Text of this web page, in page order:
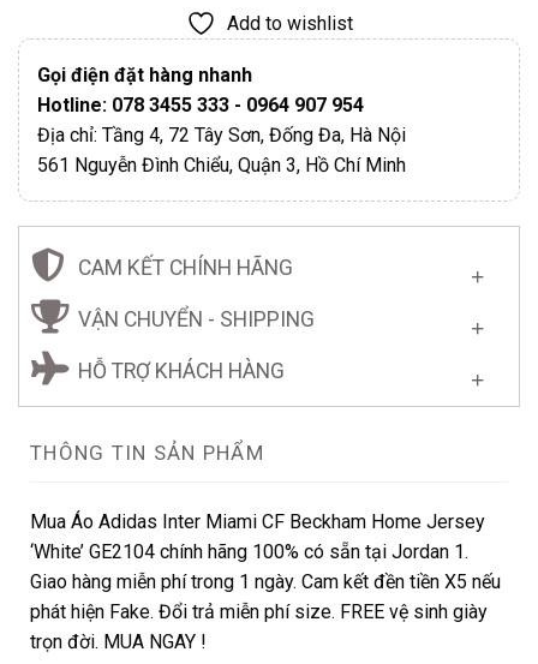
Add to wishlist
Gọi điện đặt hàng nhanh
Hotline: 078 3455 333 - 0964 907 954
Địa chỉ: Tầng 4, 72 Tây Sơn, Đống Đa, Hà Nội
561 Nguyễn Đình Chiểu, Quận 3, Hồ Chí Minh
CAM KẾT CHÍNH HÃNG
VẬN CHUYỂN - SHIPPING
HỖ TRỢ KHÁCH HÀNG
THÔNG TIN SẢN PHẨM
Mua Áo Adidas Inter Miami CF Beckham Home Jersey
‘White’ GE2104 chính hãng 100% có sẵn tại Jordan 1.
Giao hàng miễn phí trong 1 ngày. Cam kết đền tiền X5 nếu
phát hiện Fake. Đổi trả miễn phí size. FREE vệ sinh giày
trọn đời. MUA NGAY !